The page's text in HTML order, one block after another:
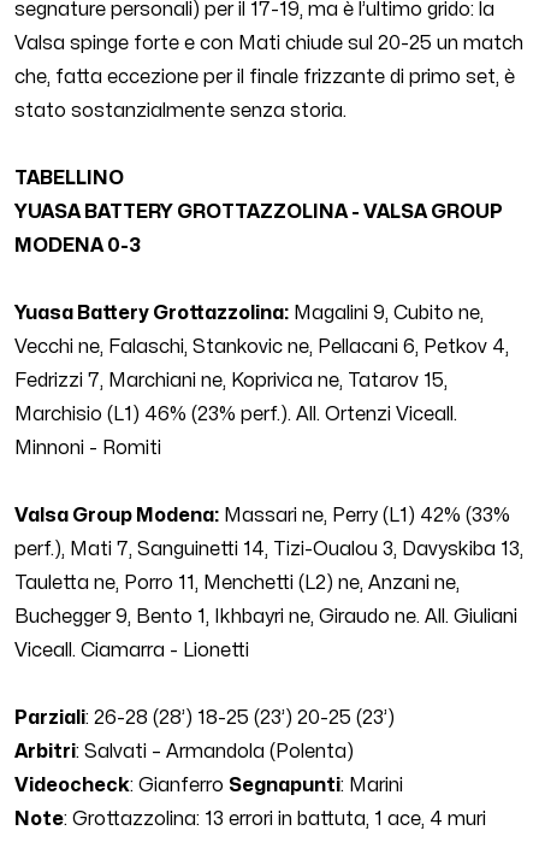
segnature personali) per il 17-19, ma è l’ultimo grido: la
Valsa spinge forte e con Mati chiude sul 20-25 un match
che, fatta eccezione per il finale frizzante di primo set, è
stato sostanzialmente senza storia.
TABELLINO
YUASA BATTERY GROTTAZZOLINA - VALSA GROUP
MODENA 0-3
Yuasa Battery Grottazzolina: Magalini 9, Cubito ne,
Vecchi ne, Falaschi, Stankovic ne, Pellacani 6, Petkov 4,
Fedrizzi 7, Marchiani ne, Koprivica ne, Tatarov 15,
Marchisio (L1) 46% (23% perf.). All. Ortenzi Viceall.
Minnoni - Romiti
Valsa Group Modena: Massari ne, Perry (L1) 42% (33%
perf.), Mati 7, Sanguinetti 14, Tizi-Oualou 3, Davyskiba 13,
Tauletta ne, Porro 11, Menchetti (L2) ne, Anzani ne,
Buchegger 9, Bento 1, Ikhbayri ne, Giraudo ne. All. Giuliani
Viceall. Ciamarra - Lionetti
Parziali: 26-28 (28’) 18-25 (23’) 20-25 (23’)
Arbitri: Salvati – Armandola ( Polenta)
Videocheck: Gianferro Segnapunti: Marini
Note: Grottazzolina: 13 errori in battuta, 1 ace, 4 muri